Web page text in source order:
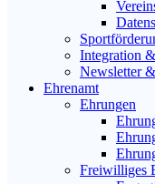
Integration
Newsletter
Ehrenamt
Ehrungen
Freiwilliges